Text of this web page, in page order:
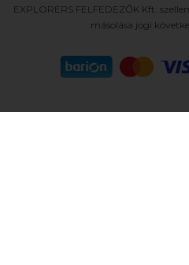
EXPLORERS FELFEDEZŐK Kft.
másolása jogi